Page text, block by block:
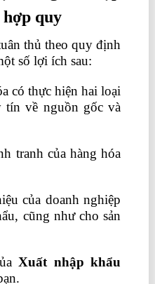
hợp quy
thủ theo quy định
số lợi ích sau:
có thực hiện hai loại
tín về nguồn gốc và
tranh của hàng hóa
của doanh nghiệp
cũng như cho sản
Xuất nhập khẩu